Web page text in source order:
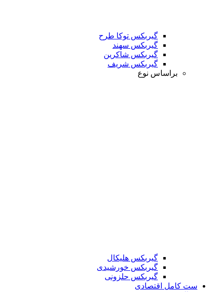
گیربکس توکا طرح
گیربکس سهند
گیربکس شاکرین
گیربکس شریف
براساس نوع
گیربکس هلیکال
گیربکس خورشیدی
گیربکس حلزونی
ست کامل اقتصادی